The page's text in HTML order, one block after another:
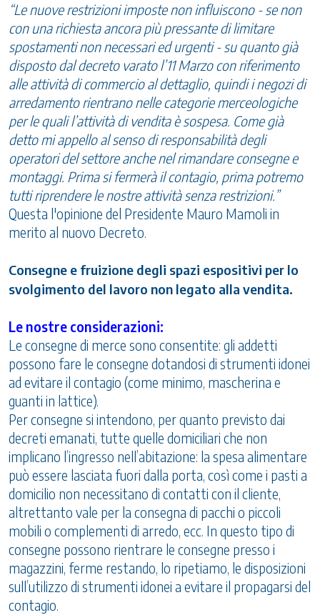
“Le nuove restrizioni imposte non influiscono - se non
con una richiesta ancora più pressante di limitare
spostamenti non necessari ed urgenti - su quanto già
disposto dal decreto varato l’11 Marzo con riferimento
alle attività di commercio al dettaglio, quindi i negozi di
arredamento rientrano nelle categorie merceologiche
per le quali l’attività di vendita è sospesa. Come già
detto mi appello al senso di responsabilità degli
operatori del settore anche nel rimandare consegne e
montaggi. Prima si fermerà il contagio, prima potremo
tutti riprendere le nostre attività senza restrizioni.”
Questa l'opinione del Presidente Mauro Mamoli in
merito al nuovo Decreto.
Consegne e fruizione degli spazi espositivi per lo
svolgimento del lavoro non legato alla vendita.
Le nostre considerazioni:
Le consegne di merce sono consentite: gli addetti
possono fare le consegne dotandosi di strumenti idonei
ad evitare il contagio (come minimo, mascherina e
guanti in lattice).
Per consegne si intendono, per quanto previsto dai
decreti emanati, tutte quelle domiciliari che non
implicano l’ingresso nell’abitazione: la spesa alimentare
può essere lasciata fuori dalla porta, così come i pasti a
domicilio non necessitano di contatti con il cliente,
altrettanto vale per la consegna di pacchi o piccoli
mobili o complementi di arredo, ecc. In questo tipo di
consegne possono rientrare le consegne presso i
magazzini, ferme restando, lo ripetiamo, le disposizioni
sull’utilizzo di strumenti idonei a evitare il propagarsi del
contagio.